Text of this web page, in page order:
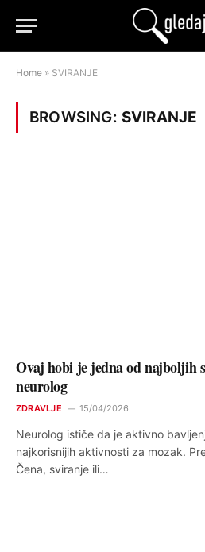
Home » SVIRANJE
BROWSING: SVIRANJE
Ovaj hobi je jedna od najboljih
neurolog
ZDRAVLJE 15/04/2026
Neurolog ističe da je aktivno
najkorisnijih aktivnosti za mozak.
Čena, sviranje ili…